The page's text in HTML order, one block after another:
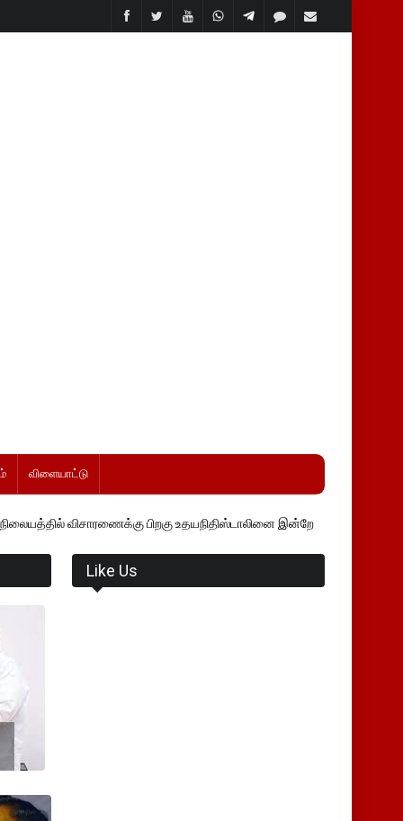
விளையாட்டு
பிறகு உதயநிதிஸ்டாலினை இன்றே உடனடியாக விடுவிக்கப்பட
Like Us